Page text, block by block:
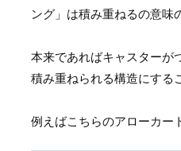
ング」は積み重ねるの意味
本来であればキャスターが
積み重ねられる構造にする
例えばこちらのアローカー